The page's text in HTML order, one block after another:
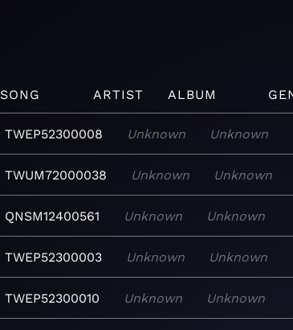
SONG ARTIST ALBUM
TWEP52300008 Unknown Unknown
TWUM72000038 Unknown Unknown
QNSM12400561 Unknown Unknown
TWEP52300003 Unknown Unknown
TWEP52300010 Unknown Unknown